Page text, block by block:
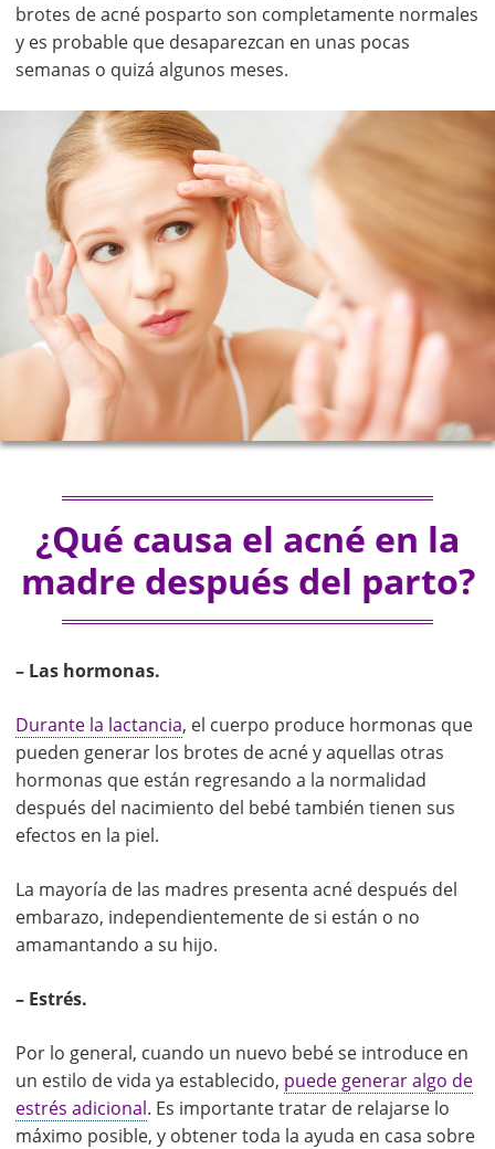
brotes de acné posparto son completamente normales
y es probable que desaparezcan en unas pocas
semanas o quizá algunos meses.
¿Qué causa el acné en la
madre después del parto?
– Las hormonas.
Durante la lactancia, el cuerpo produce hormonas que
pueden generar los brotes de acné y aquellas otras
hormonas que están regresando a la normalidad
después del nacimiento del bebé también tienen sus
efectos en la piel.
La mayoría de las madres presenta acné después del
embarazo, independientemente de si están o no
amamantando a su hijo.
– Estrés.
Por lo general, cuando un nuevo bebé se introduce en
un estilo de vida ya establecido, puede generar algo de
estrés adicional. Es importante tratar de relajarse lo
máximo posible, y obtener toda la ayuda en casa sobre